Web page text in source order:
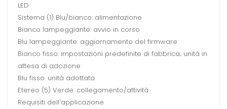
LED
Sistema (1) Blu/bianco: alimentazione
Bianco lampeggiante: avvio in corso
Blu lampeggiante: aggiornamento del firmware
Bianco fisso: impostazioni predefinite di fabbrica; unità in
attesa di adozione
Blu fisso: unità adottata
Etereo (5) Verde: collegamento/attività
Requisiti dell'applicazione